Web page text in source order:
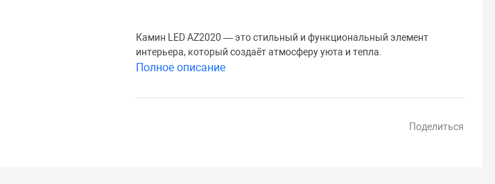
Камин LED AZ2020 — это стильный и функциональный элемент
интерьера, который создаёт атмосферу уюта и тепла.
Полное описание
Поделиться